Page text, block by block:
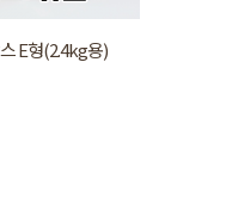
E형(2.4kg용)